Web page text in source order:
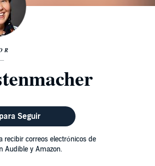
Seguir
recibir correos electrónicos de
Audible y Amazon.